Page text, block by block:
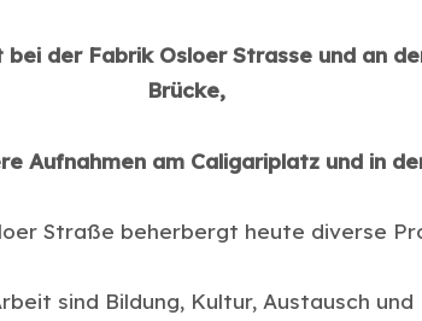
bei der Fabrik Osloer Strasse und an
Brücke,
Aufnahmen am Caligariplatz und in
Straße beherbergt heute diverse
sind Bildung, Kultur, Austausch und